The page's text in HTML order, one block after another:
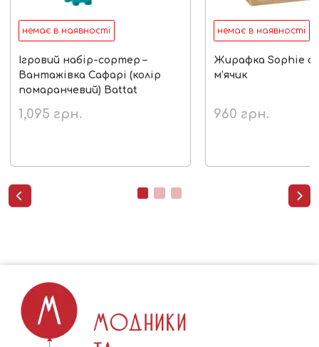
немає в наявності
Ігровий набір-сортер –
Вантажівка Сафарі (колір
помаранчевий) Battat
1,095 грн.
немає в наявності
Жирафка Sophie
м’ячик
960 грн.
 